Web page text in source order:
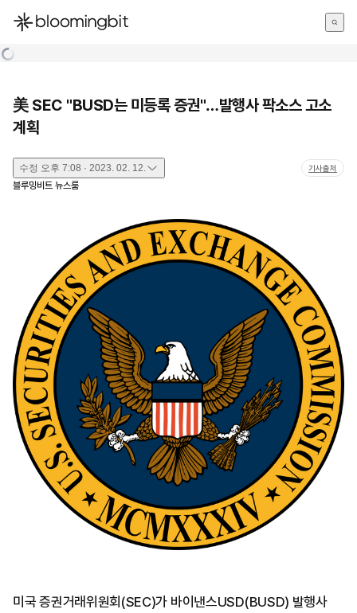
한국어
美 SEC "BUSD는 미등록 증권"…발행사 팍소스 고소
계획
수정 오후 7:08 · 2023. 02. 12. 기사출처
블루밍비트 뉴스룸
미국 증권거래위원회(SEC)가 바이낸스USD(BUSD) 발행사